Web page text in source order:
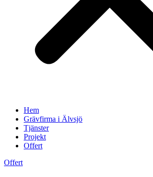
Hem
Grävfirma i Älvsjö
Tjänster
Projekt
Offert
Offert